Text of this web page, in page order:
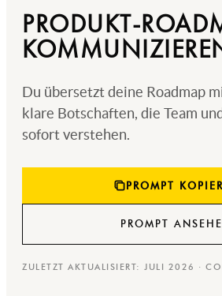
PRODUKT-
Du übersetzt deine Roadmap
klare Botschaften, die Team
sofort verstehen.
PROMPT
PROMPT
ZULETZT AKTUALISIERT: JULI 2026 ·